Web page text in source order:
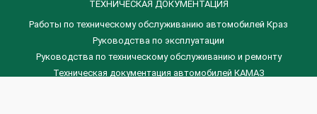
ТЕХНИЧЕСКАЯ ДОКУМЕНТАЦИЯ
Работы по техническому обслуживанию автомобилей Краз
Руководства по эксплуатации
Руководства по техническому обслуживанию и ремонту
Техническая документация автомобилей КАМАЗ